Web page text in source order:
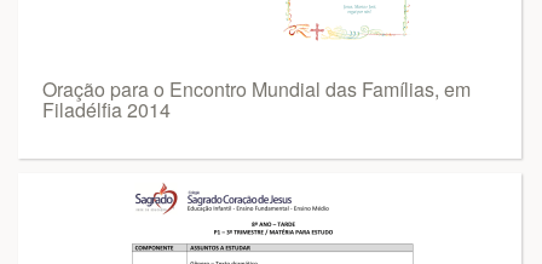
Oração para o Encontro Mundial das Famílias, em
Filadélfia 2014